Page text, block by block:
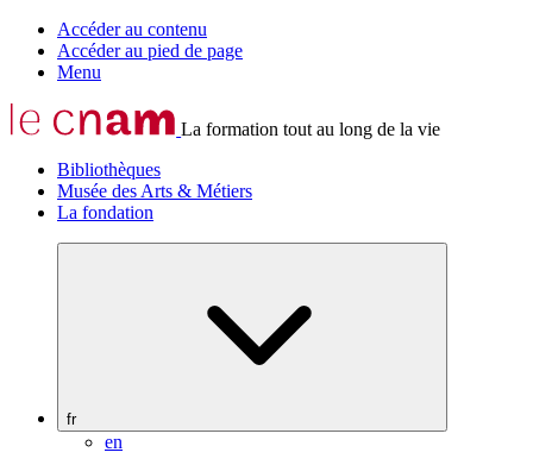
Accéder au contenu
Accéder au pied de page
Menu
La formation tout au long de la vie
Bibliothèques
Musée des Arts & Métiers
La fondation
fr
en